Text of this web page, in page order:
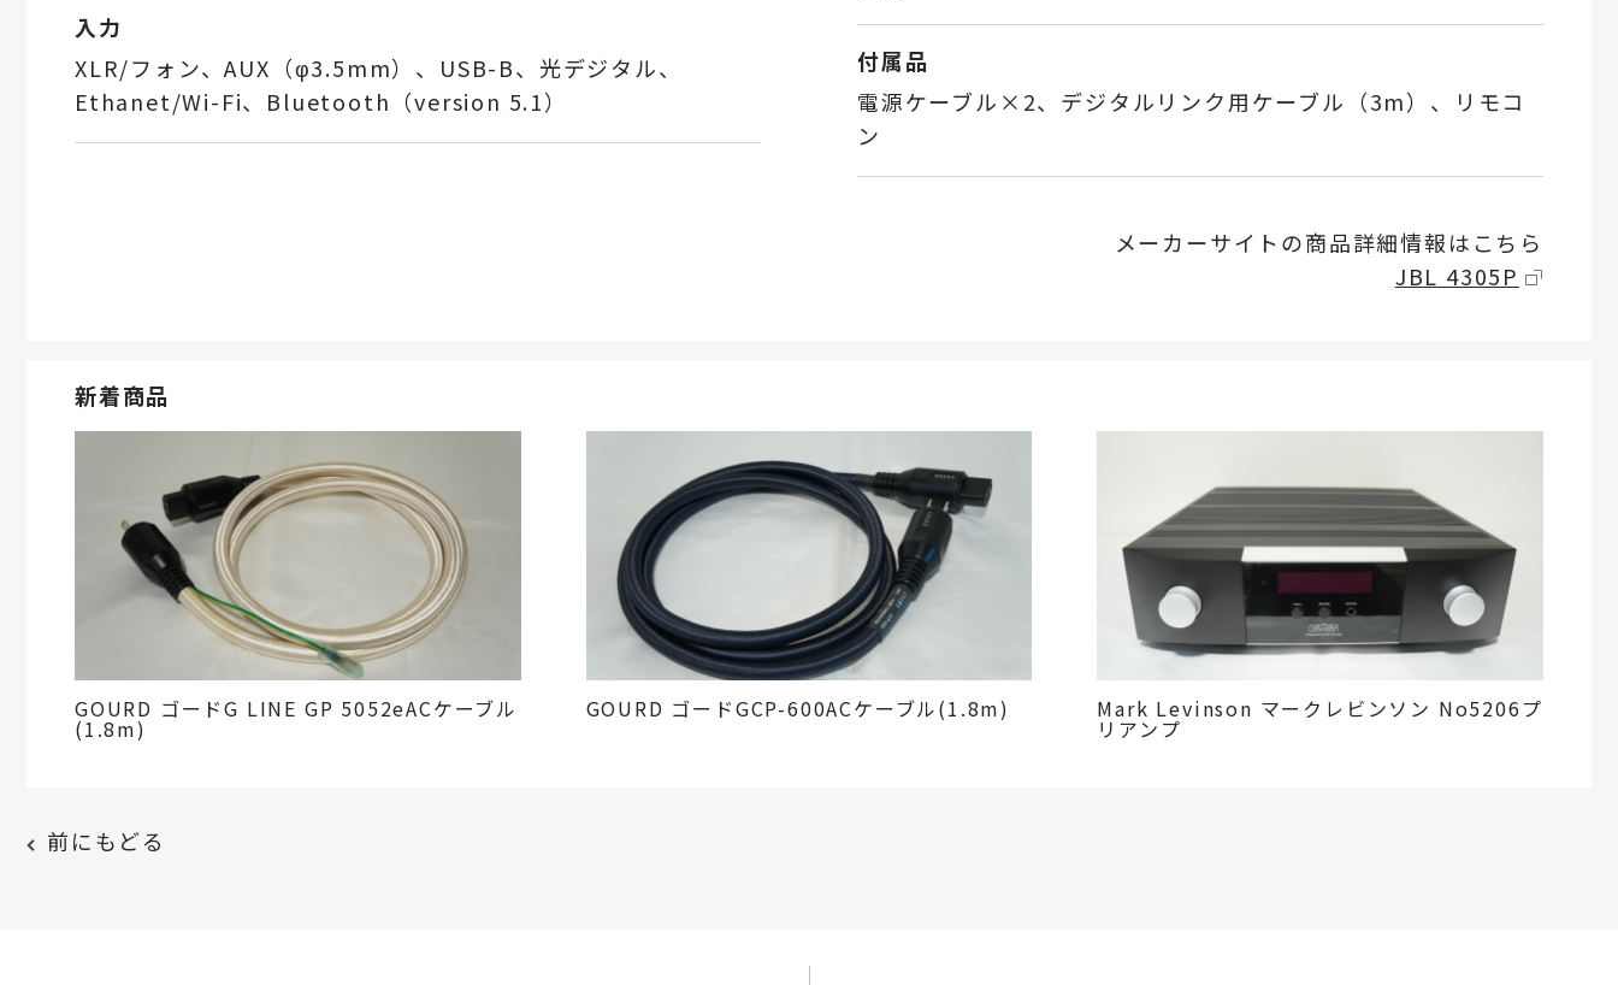
入力
XLR/フォン、AUX（φ3.5mm）、USB-B、光デジタル、
Ethanet/Wi-Fi、Bluetooth（version 5.1）
付属品
電源ケーブル×2、デジタルリンク用ケーブル（3m）、リモコ
ン
メーカーサイトの商品詳細情報はこちら
JBL 4305P
新着商品
GOURD ゴードG LINE GP 5052eACケーブル
(1.8m)
GOURD ゴードGCP-600ACケーブル(1.8m) Mark Levinson マークレビンソン No5206プ
リアンプ
前にもどる